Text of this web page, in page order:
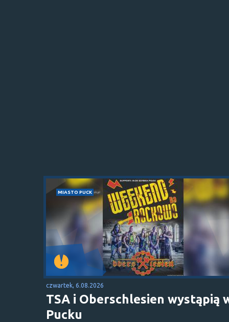
MIASTO PUCK
czwartek, 6.08.2026
TSA i Oberschlesien wystąpią
Pucku